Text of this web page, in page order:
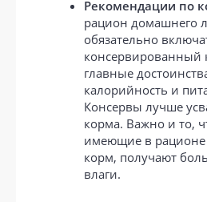
Рекомендации по
рацион домашнего
обязательно
консервированный
главные
калорийность и
Консервы лучше
корма. Важно и то,
имеющие в
корм, получают